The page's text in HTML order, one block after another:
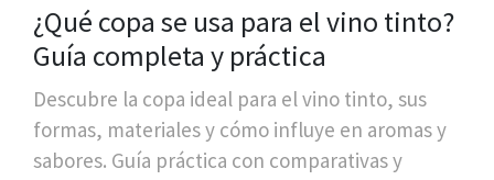
¿Qué copa se usa para el vino tinto?
Guía completa y práctica
Descubre la copa ideal para el vino tinto, sus
formas, materiales y cómo influye en aromas y
sabores. Guía práctica con comparativas y